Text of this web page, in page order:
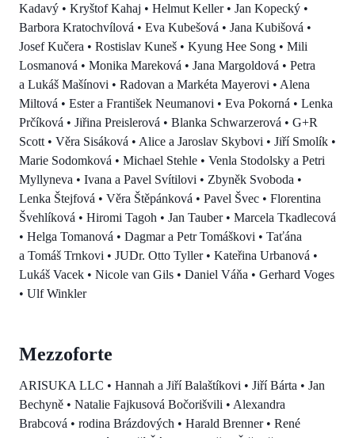
Kadavý • Kryštof Kahaj • Helmut Keller • Jan Kopecký •
Barbora Kratochvílová • Eva Kubešová • Jana Kubišová •
Josef Kučera • Rostislav Kuneš • Kyung Hee Song • Mili
Losmanová • Monika Mareková • Jana Margoldová • Petra
a Lukáš Mašínovi • Radovan a Markéta Mayerovi • Alena
Miltová • Ester a František Neumanovi • Eva Pokorná • Lenka
Prčíková • Jiřina Preislerová • Blanka Schwarzerová • G+R
Scott • Věra Sisáková • Alice a Jaroslav Skybovi • Jiří Smolík •
Marie Sodomková • Michael Stehle • Venla Stodolsky a Petri
Myllyneva • Ivana a Pavel Svítilovi • Zbyněk Svoboda •
Lenka Štejfová • Věra Štěpánková • Pavel Švec • Florentina
Švehlíková • Hiromi Tagoh • Jan Tauber • Marcela Tkadlecová
• Helga Tomanová • Dagmar a Petr Tomáškovi • Taťána
a Tomáš Trnkovi • JUDr. Otto Tyller • Kateřina Urbanová •
Lukáš Vacek • Nicole van Gils • Daniel Váňa • Gerhard Voges
• Ulf Winkler
Mezzoforte
ARISUKA LLC • Hannah a Jiří Balaštíkovi • Jiří Bárta • Jan
Bechyně • Natalie Fajkusová Bočorišvili • Alexandra
Brabcová • rodina Brázdových • Harald Brenner • René